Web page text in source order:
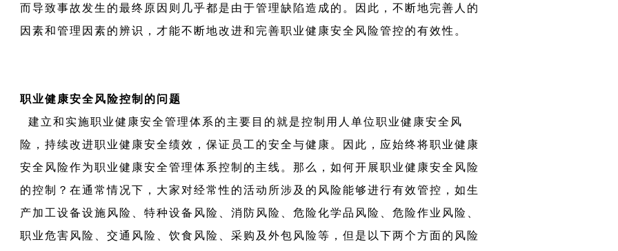
而导致事故发生的最终原因则几乎都是由于管理缺陷造成的。因此，不断地完善人的
因素和管理因素的辨识，才能不断地改进和完善职业健康安全风险管控的有效性。
职业健康安全风险控制的问题
建立和实施职业健康安全管理体系的主要目的就是控制用人单位职业健康安全风
险，持续改进职业健康安全绩效，保证员工的安全与健康。因此，应始终将职业健康
安全风险作为职业健康安全管理体系控制的主线。那么，如何开展职业健康安全风险
的控制？在通常情况下，大家对经常性的活动所涉及的风险能够进行有效管控，如生
产加工设备设施风险、特种设备风险、消防风险、危险化学品风险、危险作业风险、
职业危害风险、交通风险、饮食风险、采购及外包风险等，但是以下两个方面的风险